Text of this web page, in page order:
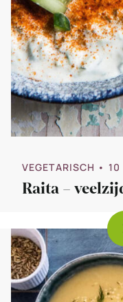
VEGETARISCH • 10
Raita –